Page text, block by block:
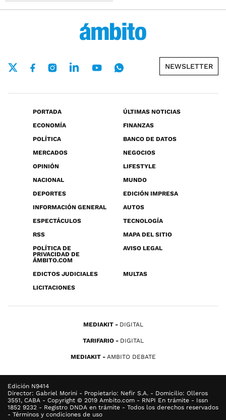
NEWSLETTER
PORTADA
ÚLTIMAS NOTICIAS
ECONOMÍA
FINANZAS
POLÍTICA
BANCO DE DATOS
MERCADOS
NEGOCIOS
OPINIÓN
LIFESTYLE
NACIONAL
MUNDO
DEPORTES
EDICIÓN IMPRESA
INFORMACIÓN GENERAL
AUTOS
ESPECTÁCULOS
TECNOLOGÍA
RSS
MAPA DEL SITIO
POLÍTICA DE
PRIVACIDAD DE
ÁMBITO.COM
AVISO LEGAL
EDICTOS JUDICIALES
MULTAS
LICITACIONES
MEDIAKIT DIGITAL
TARIFARIO DIGITAL
MEDIAKIT AMBITO DEBATE
Edición N9414
Director: Gabriel Morini - Propietario: Nefir S.A. - Domicilio: Olleros
3551, CABA - Copyright © 2019 Ambito.com - RNPI En trámite - Issn
1852 9232 - Registro DNDA en trámite - Todos los derechos reservados
- Términos y condiciones de uso